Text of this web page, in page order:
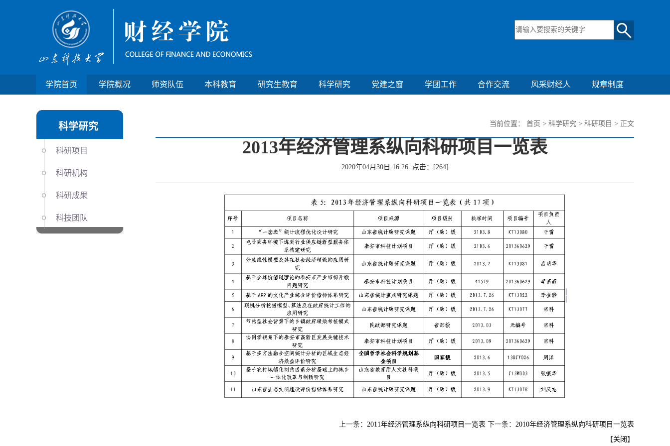
学院首页 学院概况 师资队伍 本科教育 研究生教育 科学研究 党建之窗 学团工作 合作交流 风采财经人 规章制度
科学研究
科研项目
科研机构
科研成果
科技团队
当前位置： 首页 > 科学研究 > 科研项目 > 正文
2013年经济管理系纵向科研项目一览表
2020年04月30日 16:26 点击：[264]
上一条： 2011年经济管理系纵向科研项目一览表 下一条： 2010年经济管理系纵向科研项目一览表
【关闭 】